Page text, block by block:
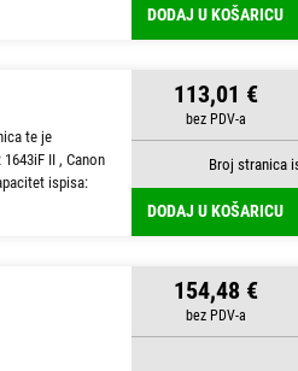
vašeg pisača.
i performanse.
DODAJ U KOŠARICU
te je
II , Canon
ispisa:
113,01 €
Broj stranica
DODAJ U KOŠARICU
154,48 €